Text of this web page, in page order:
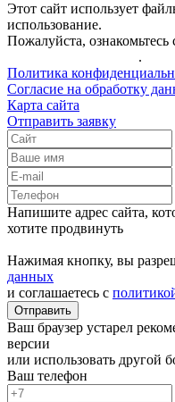
Этот сайт использует
использование.
Пожалуйста, ознакомьтесь
.
Политика
Согласие на обработку
Карта сайта
Отправить заявку
Напишите адрес сайта,
хотите продвинуть
Нажимая кнопку, вы
данных
и соглашаетесь с
Отправить
Ваш браузер устарел
версии
или использовать другой
Ваш телефон